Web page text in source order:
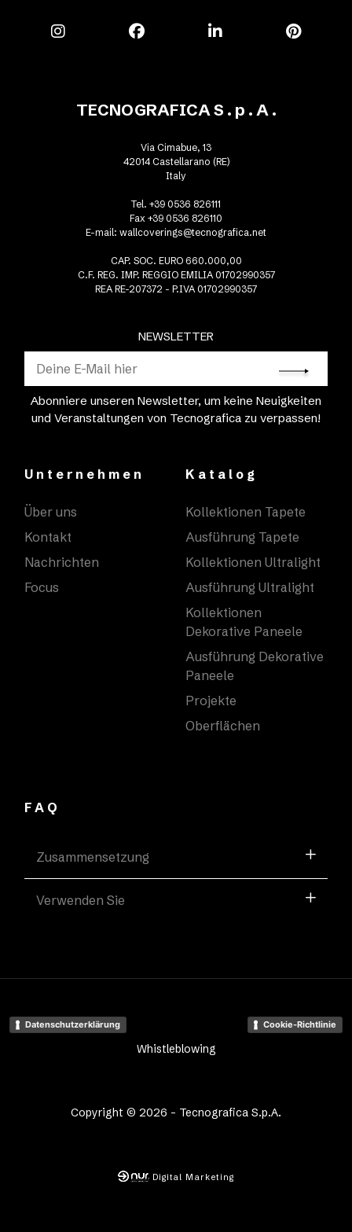
NEWSLETTER
Abonniere unseren Newsletter, um keine Neuigkeiten
und Veranstaltungen von Tecnografica zu verpassen!
TECNOGRAFICA S . p . A .
Via Cimabue, 13
42014 Castellarano (RE)
Italy
Tel. +39 0536 826111
Fax +39 0536 826110
E-mail: wallcoverings@tecnografica.net
CAP. SOC. EURO 660.000,00
C.F. REG. IMP. REGGIO EMILIA 01702990357
REA RE-207372 - P.IVA 01702990357
Unternehmen
Über uns
Kontakt
Nachrichten
Focus
Katalog
Kollektionen Tapete
Ausführung Tapete
Kollektionen Ultralight
Ausführung Ultralight
Kollektionen
Dekorative Paneele
Ausführung Dekorative
Paneele
Projekte
Oberflächen
FAQ
Zusammensetzung
Verwenden Sie
Copyright © 2026 - Tecnografica S.p.A.
Datenschutzerklärung Cookie-Richtlinie
Whistleblowing
Digital Marketing